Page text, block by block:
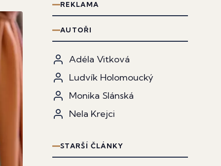
REKLAMA
AUTOŘI
Adéla Vitková
Ludvík Holomoucký
Monika Slánská
Nela Krejci
STARŠÍ ČLÁNKY